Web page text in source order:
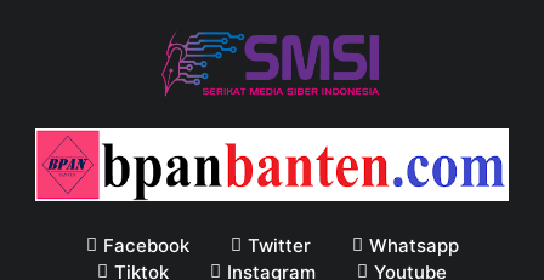
Facebook Twitter
Whatsapp
Tiktok
Instagram Youtube